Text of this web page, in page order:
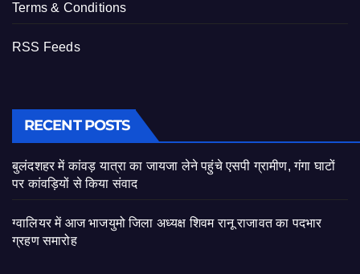
Terms & Conditions
RSS Feeds
RECENT POSTS
बुलंदशहर में कांवड़ यात्रा का जायजा लेने पहुंचे एसपी ग्रामीण, गंगा घाटों
पर कांवड़ियों से किया संवाद
ग्वालियर में आज भाजयुमो जिला अध्यक्ष शिवम रानू राजावत का पदभार
ग्रहण समारोह